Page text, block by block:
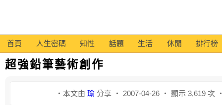
首頁 人生密碼 知性 話題 生活 休閒 排行榜
超強鉛筆藝術創作
‧本文由瑜 分享 ‧ 2007-04-26 ‧ 顯示 3,619 次